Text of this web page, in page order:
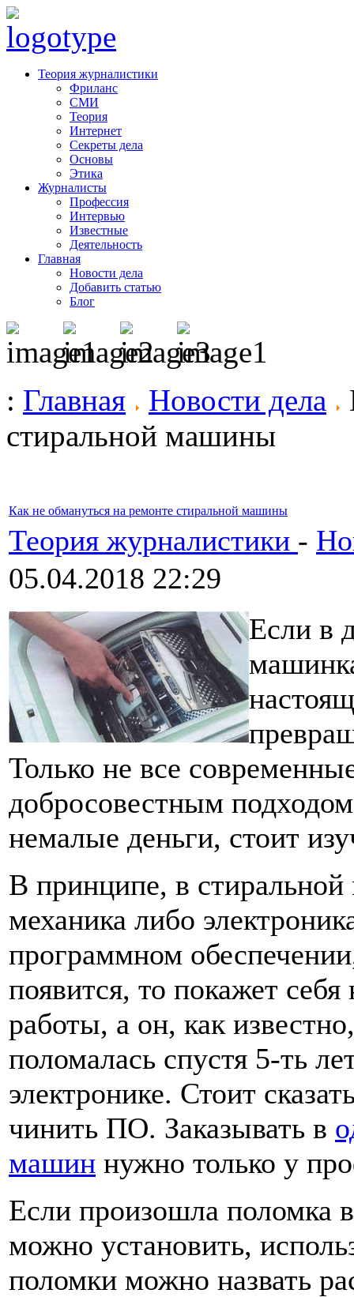
Теория журналистики
Фриланс
СМИ
Теория
Интернет
Секреты дела
Основы
Этика
Журналисты
Профессия
Интервью
Известные
Деятельность
Главная
Новости дела
Добавить статью
Блог
: Главная Новости дела
стиральной машины
Как не обмануться на ремонте стиральной машины
Теория журналистики -
05.04.2018 22:29
Если в
Только не все
добросовестным
немалые деньги, стоит
В принципе, в
механика либо
программном
появится, то покажет
работы, а он, как
поломалась спустя 5-ть
электронике. Стоит
чинить ПО. Заказывать в
машин нужно только у
Если произошла поломка
можно установить,
поломки можно назвать